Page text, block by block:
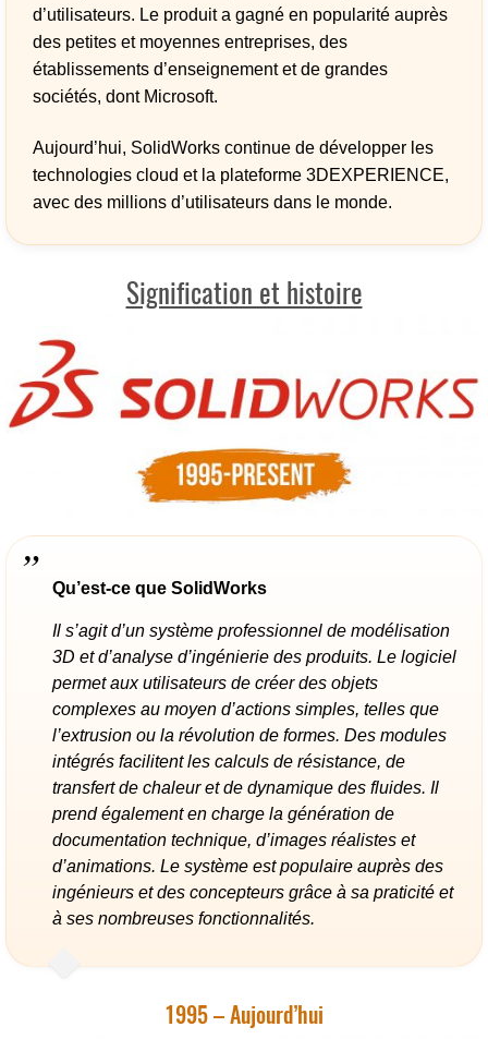
d’utilisateurs. Le produit a gagné en popularité auprès
des petites et moyennes entreprises, des
établissements d’enseignement et de grandes
sociétés, dont Microsoft.
Aujourd’hui, SolidWorks continue de développer les
technologies cloud et la plateforme 3DEXPERIENCE,
avec des millions d’utilisateurs dans le monde.
Signification et histoire
Qu’est-ce que SolidWorks
Il s’agit d’un système professionnel de modélisation
3D et d’analyse d’ingénierie des produits. Le logiciel
permet aux utilisateurs de créer des objets
complexes au moyen d’actions simples, telles que
l’extrusion ou la révolution de formes. Des modules
intégrés facilitent les calculs de résistance, de
transfert de chaleur et de dynamique des fluides. Il
prend également en charge la génération de
documentation technique, d’images réalistes et
d’animations. Le système est populaire auprès des
ingénieurs et des concepteurs grâce à sa praticité et
à ses nombreuses fonctionnalités.
1995 – Aujourd’hui